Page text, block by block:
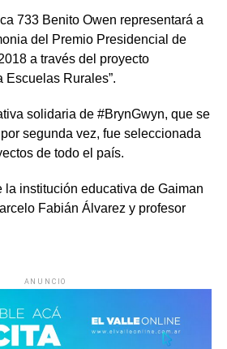
733 Benito Owen representará a
del Premio Presidencial de
a través del proyecto
Escuelas Rurales”.
solidaria de #BrynGwyn, que se
segunda vez, fue seleccionada
de todo el país.
la institución educativa de Gaiman
Fabián Álvarez y profesor
ANUNCIO